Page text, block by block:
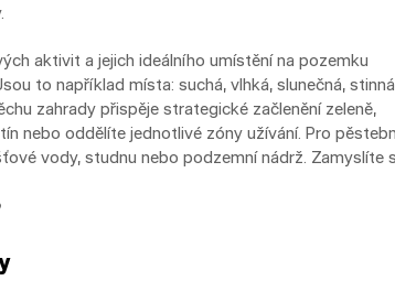
aktivit a jejich ideálního umístění na pozemku
to například místa: suchá, vlhká, slunečná,
zahrady přispěje strategické začlenění zeleně,
nebo oddělíte jednotlivé zóny užívání. Pro
vody, studnu nebo podzemní nádrž. Zamyslíte